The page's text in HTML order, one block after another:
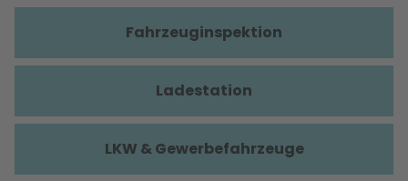
Fahrzeuginspektion
Ladestation
LKW & Gewerbefahrzeuge